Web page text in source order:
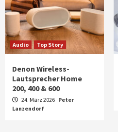
Audio Top Story
Denon Wireless-
Lautsprecher Home
200, 400 & 600
24. März 2026 Peter
Lanzendorf